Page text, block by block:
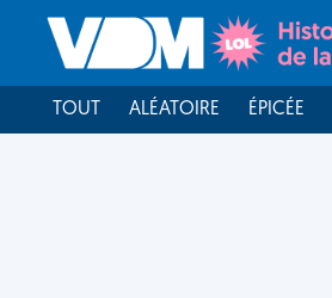
TOUT ALÉATOIRE ÉPICÉE